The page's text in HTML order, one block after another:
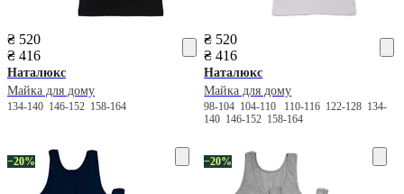
₴ 520
₴ 416
Наталюкс
Майка для дому
134-140 146-152 158-164
₴ 520
₴ 416
Наталюкс
Майка для дому
98-104 104-110 110-116 122-128 134-
140 146-152 158-164
−20% −20%